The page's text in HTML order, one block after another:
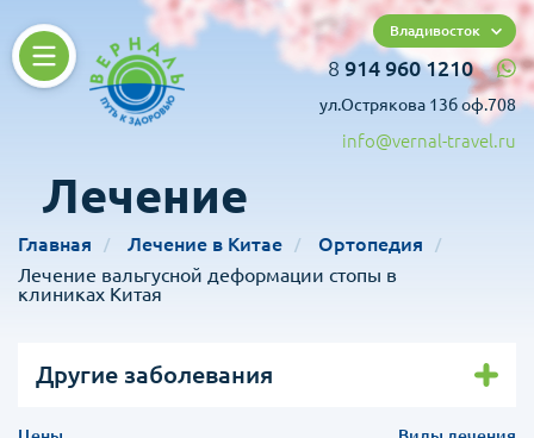
Владивосток
8 914 960 1210
ул.Острякова 13б оф.708
info@vernal-travel.ru
Лечение
Главная Лечение в Китае
Ортопедия
Лечение вальгусной деформации стопы в
клиниках Китая
Другие заболевания